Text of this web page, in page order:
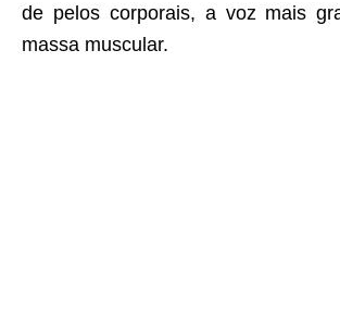
de pelos corporais, a voz mais
massa muscular.